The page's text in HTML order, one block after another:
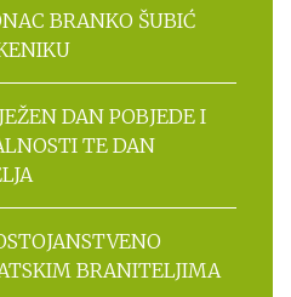
BRANKO ŠUBIĆ
DAN POBJEDE I
TE DAN
BRANITELJIMA